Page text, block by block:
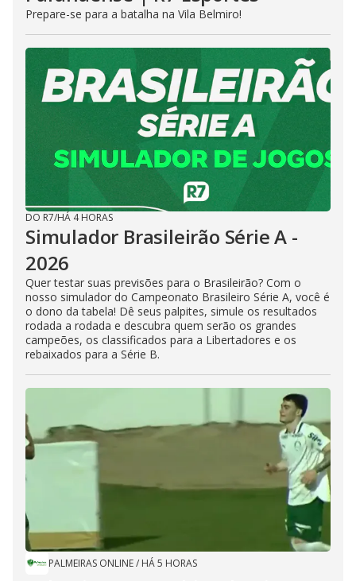
Prepare-se para a batalha na Vila Belmiro!
DO R7/HÁ 4 HORAS
Simulador Brasileirão Série A -
2026
Quer testar suas previsões para o Brasileirão? Com o
nosso simulador do Campeonato Brasileiro Série A, você é
o dono da tabela! Dê seus palpites, simule os resultados
rodada a rodada e descubra quem serão os grandes
campeões, os classificados para a Libertadores e os
rebaixados para a Série B.
PALMEIRAS ONLINE/ HÁ 5 HORAS